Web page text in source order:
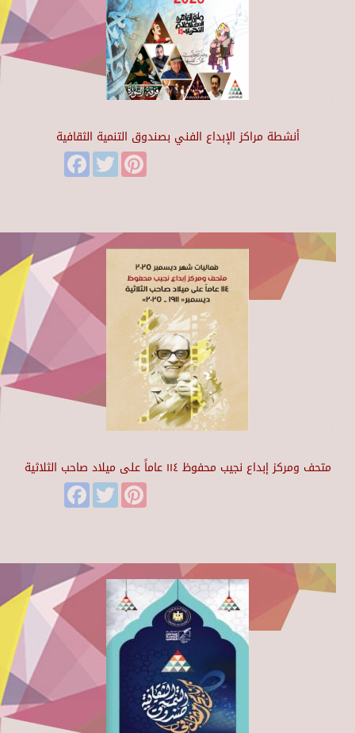
أنشطة مراكز الإبداع الفني بصندوق التنمية الثقافية
FacebookTwitter
متحف ومركز إبداع نجيب محفوظ ١١٤ عاماً على ميلاد صاحب الثلاثية
FacebookTwitter